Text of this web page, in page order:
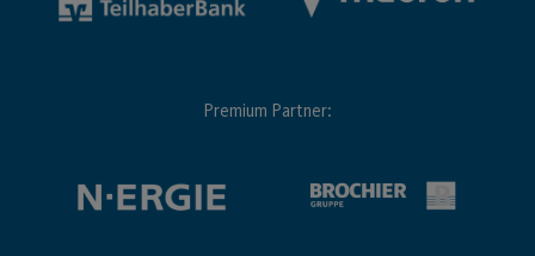
Premium Partner: